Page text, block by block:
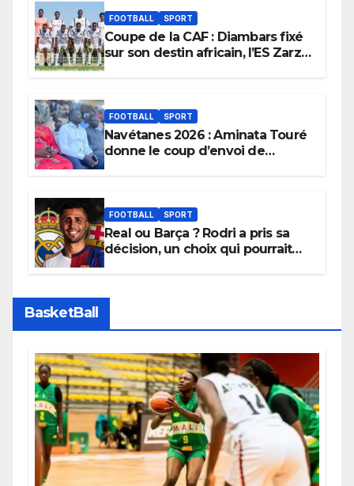
FOOTBALL SPORT
Coupe de la CAF : Diambars fixé
sur son destin africain, l’ES Zarzis
FOOTBALL SPORT
Navétanes 2026 : Aminata Touré
donne le coup d’envoi de
apaisées.
FOOTBALL SPORT
Real ou Barça ? Rodri a pris sa
décision, un choix qui pourrait
BasketBall